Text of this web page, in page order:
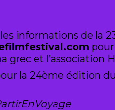
informations de la
grec et l’association
la 24ème édition